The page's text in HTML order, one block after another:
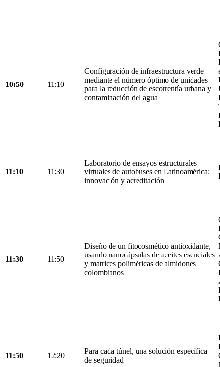
10:50 11:10
Configuración de infraestructura verde
mediante el número óptimo de unidades
para la reducción de escorrentía urbana y
contaminación del agua
11:10 11:30
Laboratorio de ensayos estructurales
virtuales de autobuses en Latinoamérica:
innovación y acreditación
11:30 11:50
Diseño de un fitocosmético antioxidante,
usando nanocápsulas de aceites esenciales
y matrices poliméricas de almidones
colombianos
11:50 12:20
Para cada túnel, una solución específica
de seguridad